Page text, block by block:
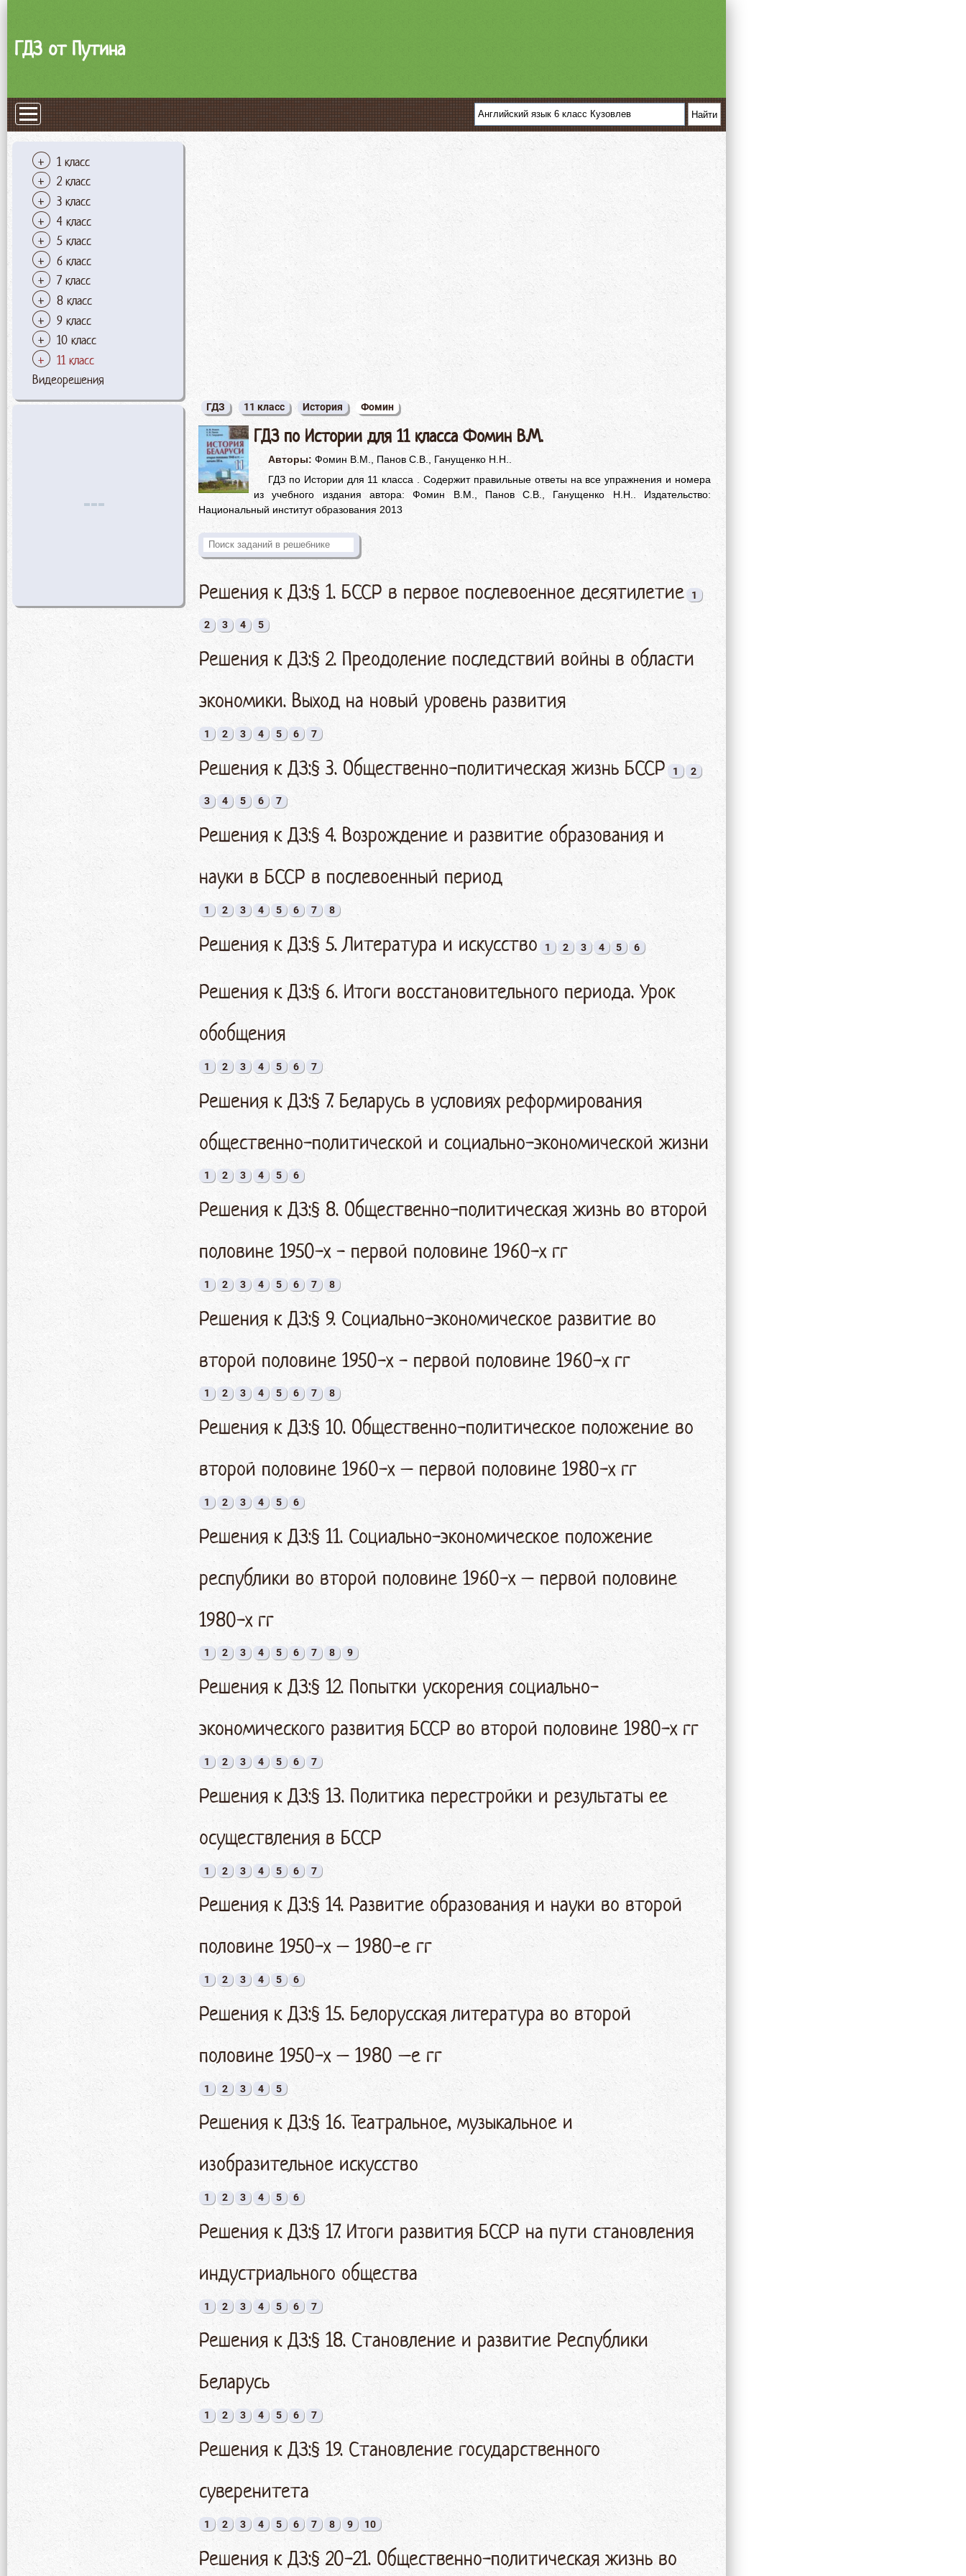
ГДЗ от Путина
1 класс
2 класс
3 класс
4 класс
5 класс
6 класс
7 класс
8 класс
9 класс
10 класс
11 класс
Видеорешения
ГДЗ 11 класс История Фомин
ГДЗ по Истории для 11 класса Фомин В.М.
Авторы: Фомин В.М., Панов С.В., Ганущенко Н.Н..
ГДЗ по Истории для 11 класса . Содержит правильные ответы на все упражнения и номера
из учебного издания автора: Фомин В.М., Панов С.В., Ганущенко Н.Н.. Издательство:
Национальный институт образования 2013
Решения к ДЗ:§ 1. БССР в первое послевоенное десятилетие 1
2 3 4 5
Решения к ДЗ:§ 2. Преодоление последствий войны в области
экономики. Выход на новый уровень развития
1 2 3 4 5 6 7
Решения к ДЗ:§ 3. Общественно-политическая жизнь БССР 1 2
3 4 5 6 7
Решения к ДЗ:§ 4. Возрождение и развитие образования и
науки в БССР в послевоенный период
1 2 3 4 5 6 7 8
Решения к ДЗ:§ 5. Литература и искусство 1 2 3 4 5 6
Решения к ДЗ:§ 6. Итоги восстановительного периода. Урок
обобщения
1 2 3 4 5 6 7
Решения к ДЗ:§ 7. Беларусь в условиях реформирования
общественно-политической и социально-экономической жизни
1 2 3 4 5 6
Решения к ДЗ:§ 8. Общественно-политическая жизнь во второй
половине 1950-х - первой половине 1960-х гг
1 2 3 4 5 6 7 8
Решения к ДЗ:§ 9. Социально-экономическое развитие во
второй половине 1950-х - первой половине 1960-х гг
1 2 3 4 5 6 7 8
Решения к ДЗ:§ 10. Общественно-политическое положение во
второй половине 1960-х – первой половине 1980-х гг
1 2 3 4 5 6
Решения к ДЗ:§ 11. Социально-экономическое положение
республики во второй половине 1960-х – первой половине
1980-х гг
1 2 3 4 5 6 7 8 9
Решения к ДЗ:§ 12. Попытки ускорения социально-
экономического развития БССР во второй половине 1980-х гг
1 2 3 4 5 6 7
Решения к ДЗ:§ 13. Политика перестройки и результаты ее
осуществления в БССР
1 2 3 4 5 6 7
Решения к ДЗ:§ 14. Развитие образования и науки во второй
половине 1950-х – 1980-е гг
1 2 3 4 5 6
Решения к ДЗ:§ 15. Белорусская литература во второй
половине 1950-х – 1980 –е гг
1 2 3 4 5
Решения к ДЗ:§ 16. Театральное, музыкальное и
изобразительное искусство
1 2 3 4 5 6
Решения к ДЗ:§ 17. Итоги развития БССР на пути становления
индустриального общества
1 2 3 4 5 6 7
Решения к ДЗ:§ 18. Становление и развитие Республики
Беларусь
1 2 3 4 5 6 7
Решения к ДЗ:§ 19. Становление государственного
суверенитета
1 2 3 4 5 6 7 8 9 10
Решения к ДЗ:§ 20-21. Общественно-политическая жизнь во